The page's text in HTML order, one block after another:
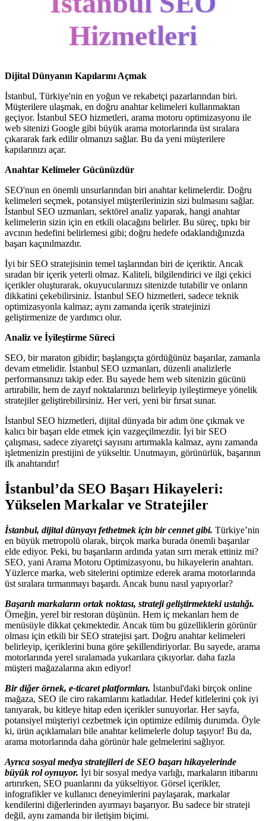
Hizmetleri
Dijital Dünyanın Kapılarını Açmak
İstanbul, Türkiye'nin en yoğun ve rekabetçi pazarlarından biri.
Müşterilere ulaşmak, en doğru anahtar kelimeleri kullanmaktan
geçiyor. İstanbul SEO hizmetleri, arama motoru optimizasyonu ile
web sitenizi Google gibi büyük arama motorlarında üst sıralara
çıkararak fark edilir olmanızı sağlar. Bu da yeni müşterilere
kapılarınızı açar.
Anahtar Kelimeler Gücünüzdür
SEO'nun en önemli unsurlarından biri anahtar kelimelerdir. Doğru
kelimeleri seçmek, potansiyel müşterilerinizin sizi bulmasını sağlar.
İstanbul SEO uzmanları, sektörel analiz yaparak, hangi anahtar
kelimelerin sizin için en etkili olacağını belirler. Bu süreç, tıpkı bir
avcının hedefini belirlemesi gibi; doğru hedefe odaklandığınızda
başarı kaçınılmazdır.
İyi bir SEO stratejisinin temel taşlarından biri de içeriktir. Ancak
sıradan bir içerik yeterli olmaz. Kaliteli, bilgilendirici ve ilgi çekici
içerikler oluşturarak, okuyucularınızı sitenizde tutabilir ve onların
dikkatini çekebilirsiniz. İstanbul SEO hizmetleri, sadece teknik
optimizasyonla kalmaz; aynı zamanda içerik stratejinizi
geliştirmenize de yardımcı olur.
Analiz ve İyileştirme Süreci
SEO, bir maraton gibidir; başlangıçta gördüğünüz başarılar, zamanla
devam etmelidir. İstanbul SEO uzmanları, düzenli analizlerle
performansınızı takip eder. Bu sayede hem web sitenizin gücünü
artırabilir, hem de zayıf noktalarınızı belirleyip iyileştirmeye yönelik
stratejiler geliştirebilirsiniz. Her veri, yeni bir fırsat sunar.
İstanbul SEO hizmetleri, dijital dünyada bir adım öne çıkmak ve
kalıcı bir başarı elde etmek için vazgeçilmezdir. İyi bir SEO
çalışması, sadece ziyaretçi sayısını artırmakla kalmaz, aynı zamanda
işletmenizin prestijini de yükseltir. Unutmayın, görünürlük, başarının
ilk anahtarıdır!
İstanbul’da SEO Başarı Hikayeleri:
Yükselen Markalar ve Stratejiler
İstanbul, dijital dünyayı fethetmek için bir cennet gibi. Türkiye’nin
en büyük metropolü olarak, birçok marka burada önemli başarılar
elde ediyor. Peki, bu başarıların ardında yatan sırrı merak ettiniz mi?
SEO, yani Arama Motoru Optimizasyonu, bu hikayelerin anahtarı.
Yüzlerce marka, web sitelerini optimize ederek arama motorlarında
üst sıralara tırmanmayı başardı. Ancak bunu nasıl yapıyorlar?
Başarılı markaların ortak noktası, strateji geliştirmekteki ustalığı.
Örneğin, yerel bir restoran düşünün. Hem iç mekanları hem de
menüsüyle dikkat çekmektedir. Ancak tüm bu güzelliklerin görünür
olması için etkili bir SEO stratejisi şart. Doğru anahtar kelimeleri
belirleyip, içeriklerini buna göre şekillendiriyorlar. Bu sayede, arama
motorlarında yerel sıralamada yukarılara çıkıyorlar. daha fazla
müşteri mağazalarına akın ediyor!
Bir diğer örnek, e-ticaret platformları. İstanbul'daki birçok online
mağaza, SEO ile ciro rakamlarını katladılar. Hedef kitlelerini çok iyi
tanıyarak, bu kitleye hitap eden içerikler sunuyorlar. Her sayfa,
potansiyel müşteriyi cezbetmek için optimize edilmiş durumda. Öyle
ki, ürün açıklamaları bile anahtar kelimelerle dolup taşıyor! Bu da,
arama motorlarında daha görünür hale gelmelerini sağlıyor.
Ayrıca sosyal medya stratejileri de SEO başarı hikayelerinde
büyük rol oynuyor. İyi bir sosyal medya varlığı, markaların itibarını
artırırken, SEO puanlarını da yükseltiyor. Görsel içerikler,
infografikler ve kullanıcı deneyimlerini paylaşarak, markalar
kendilerini diğerlerinden ayırmayı başarıyor. Bu sadece bir strateji
değil, aynı zamanda bir iletişim biçimi.